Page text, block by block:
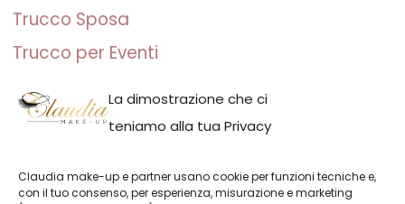
La dimostrazione che ci
teniamo alla tua Privacy
Claudia make-up e partner usano cookie per funzioni tecniche e,
con il tuo consenso, per esperienza, misurazione e marketing
Trucco Sposa
Trucco per Eventi
Trucco Fotografico